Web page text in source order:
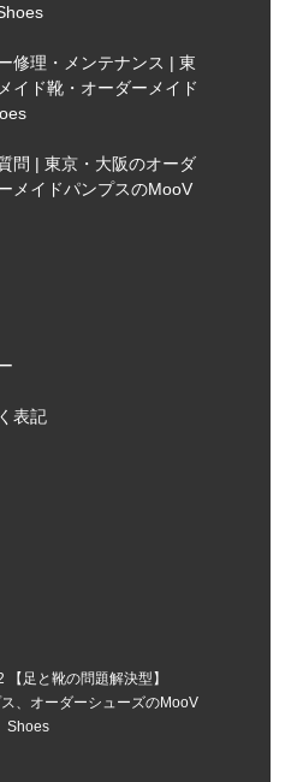
修理・メンテナンス | 東
イド靴・オーダーメイド
問 | 東京・大阪のオーダ
メイドパンプスのMooV
表記
足と靴の問題解決型】
、オーダーシューズのMooV
Shoes